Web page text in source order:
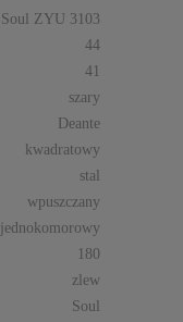
Soul ZYU 3103
44
41
szary
Deante
kwadratowy
stal
wpuszczany
jednokomorowy
180
zlew
Soul